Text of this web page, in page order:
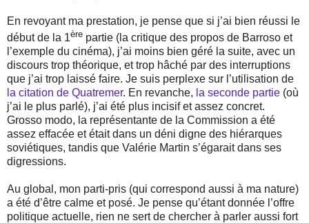
En revoyant ma prestation, je pense que si j’ai bien réussi le
début de la 1ère partie (la critique des propos de Barroso et
l’exemple du cinéma), j’ai moins bien géré la suite, avec un
discours trop théorique, et trop hâché par des interruptions
que j’ai trop laissé faire. Je suis perplexe sur l’utilisation de
la citation de Quatremer. En revanche, la seconde partie (où
j’ai le plus parlé), j’ai été plus incisif et assez concret.
Grosso modo, la représentante de la Commission a été
assez effacée et était dans un déni digne des hiérarques
soviétiques, tandis que Valérie Martin s’égarait dans ses
digressions.
Au global, mon parti-pris (qui correspond aussi à ma nature)
a été d’être calme et posé. Je pense qu’étant donnée l’offre
politique actuelle, rien ne sert de chercher à parler aussi fort